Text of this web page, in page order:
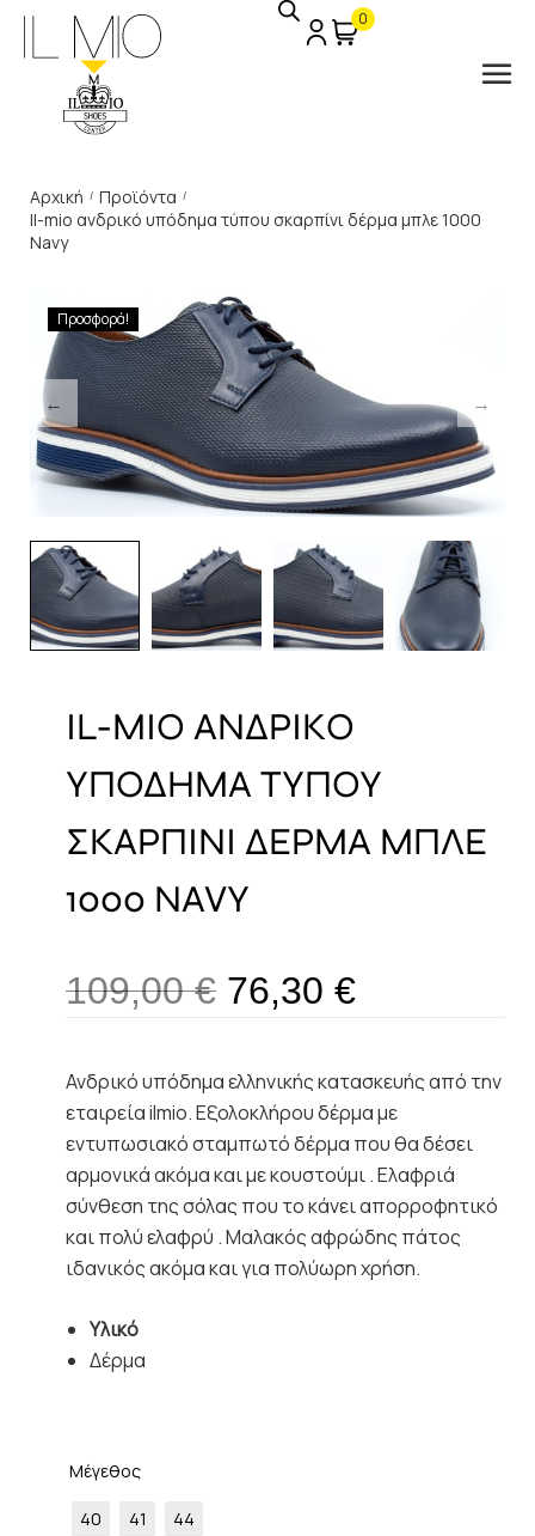
0
Αρχική / Προϊόντα /
Il-mio ανδρικό υπόδημα τύπου σκαρπίνι δέρμα μπλε 1000
Navy
Προσφορά!
IL-MIO ΑΝΔΡΙΚΟ
ΥΠΟΔΗΜΑ ΤΥΠΟΥ
ΣΚΑΡΠΙΝΙ ΔΕΡΜΑ ΜΠΛΕ
1000 NAVY
109,00€ 76,30 €
Ανδρικό υπόδημα ελληνικής κατασκευής από την
εταιρεία ilmio. Εξολοκλήρου δέρμα με
εντυπωσιακό σταμπωτό δέρμα που θα δέσει
αρμονικά ακόμα και με κουστούμι . Ελαφριά
σύνθεση της σόλας που το κάνει απορροφητικό
και πολύ ελαφρύ . Μαλακός αφρώδης πάτος
ιδανικός ακόμα και για πολύωρη χρήση.
Υλικό
Δέρμα
Μέγεθος
40 41 44